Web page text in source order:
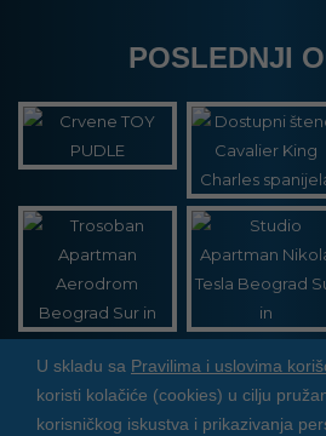
POSLEDNJI
Srbija Info©2026. Sva prava
U skladu sa Pravilima i uslovima
koristi kolačiće (cookies) u cilju
korisničkog iskustva i prikazivanja